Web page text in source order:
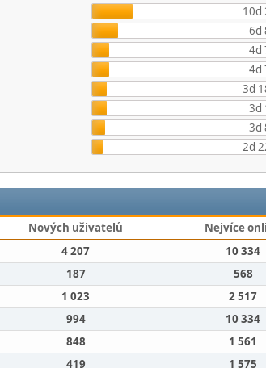
10d
6d
4d
4d
3d
3d
3d
2d
Nových uživatelů
Nejvíce
4 207
10 334
187
568
1 023
2 517
994
10 334
848
1 561
419
1 575